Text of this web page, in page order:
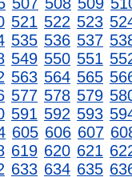
521 522 523
535 536 537
549 550 551
563 564 565
577 578 579
591 592 593
605 606 607
619 620 621
633 634 635